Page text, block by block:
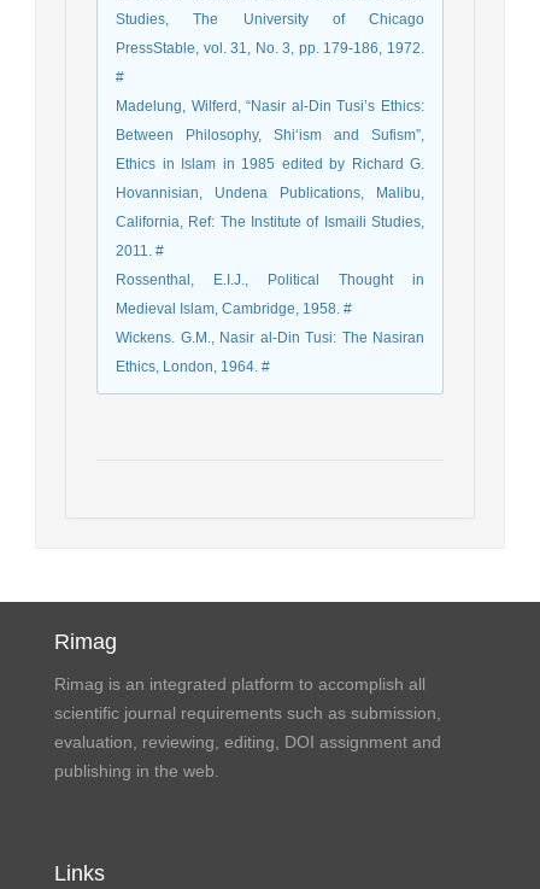
Studies, The University of Chicago
PressStable, vol. 31, No. 3, pp. 179-186, 1972.
#
Madelung, Wilferd, “Nasir al-Din Tusi’s Ethics:
Between Philosophy, Shi‘ism and Sufism”,
Ethics in Islam in 1985 edited by Richard G.
Hovannisian, Undena Publications, Malibu,
California, Ref: The Institute of Ismaili Studies,
2011. #
Rossenthal, E.I.J., Political Thought in
Medieval Islam, Cambridge, 1958. #
Wickens. G.M., Nasir al-Din Tusi: The Nasiran
Ethics, London, 1964. #
Rimag
Rimag is an integrated platform to accomplish all
scientific journal requirements such as submission,
evaluation, reviewing, editing, DOI assignment and
publishing in the web.
Links